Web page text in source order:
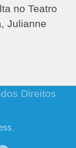
no Teatro
Julianne
Direitos
.